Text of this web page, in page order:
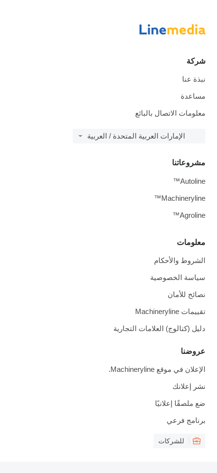
شركة
نبذة عنا
مساعدة
معلومات الاتصال بالبائع
الإمارات العربية المتحدة / العربية
معلومات
الشروط والأحكام
سياسة الخصوصية
نصائح للأمان
تقييمات Machineryline
دليل (كتالوج) العلامات التجارية
عروضنا
الإعلان في موقع Machineryline.
نشر إعلانك
ضع ملصقًا إعلانيًا
برنامج فرعي
للشركات
مشروعاتنا
Autoline™
Machineryline™
Agroline™